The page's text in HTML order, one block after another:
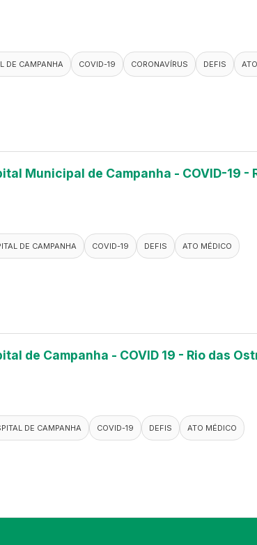
DE CAMPANHA COVID-19 CORONAVÍRUS DEFIS
Municipal de Campanha - COVID-19 -
DE CAMPANHA COVID-19 DEFIS
ATO MÉDICO
de Campanha - COVID 19 - Rio das
DE CAMPANHA COVID-19 DEFIS
ATO MÉDICO